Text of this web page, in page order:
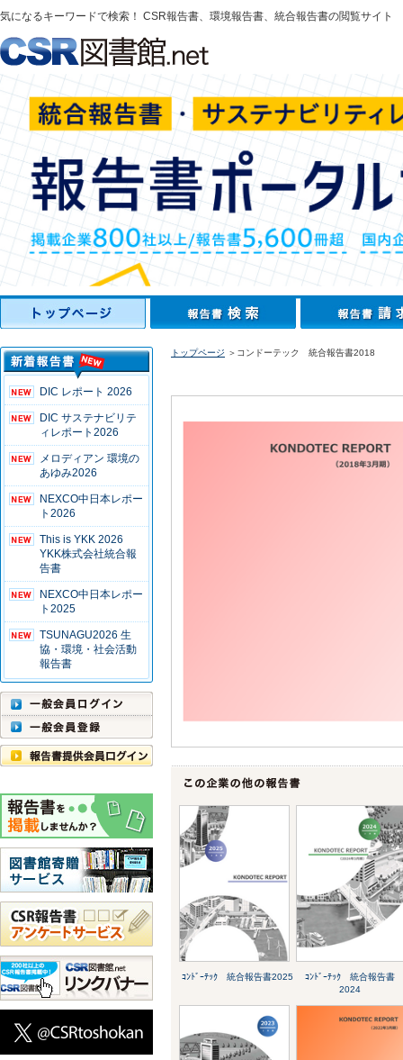
気になるキーワードで検索！ CSR報告書、環境報告書、統合報告書の閲覧サイト
DIC レポート 2026
DIC サステナビリテ
ィレポート2026
メロディアン 環境の
あゆみ2026
NEXCO中日本レポー
ト2026
This is YKK 2026
YKK株式会社統合報
告書
NEXCO中日本レポー
ト2025
TSUNAGU2026 生
協・環境・社会活動
報告書
トップページ ＞コンドーテック 統合報告書2018
ｺﾝﾄﾞｰﾃｯｸ 統合報告書2025
ｺﾝﾄﾞｰﾃｯｸ 統合報告書
2024